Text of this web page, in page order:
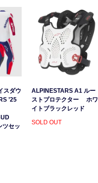
スダウ
’25
ツセッ
ALPINESTARS A1 ルー
ストプロテクター ホワ
イトブラックレッド
SOLD OUT